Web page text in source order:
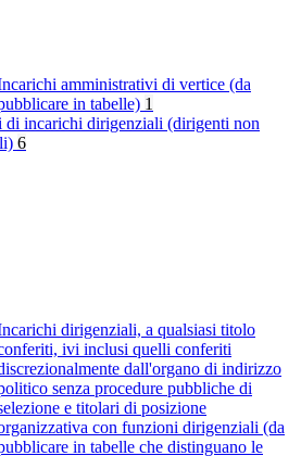
amministrativi di vertice (da
in tabelle) 1
di incarichi dirigenziali (dirigenti non
6
dirigenziali, a qualsiasi titolo
ivi inclusi quelli conferiti
dall'organo di indirizzo
senza procedure pubbliche di
e titolari di posizione
con funzioni dirigenziali (da
in tabelle che distinguano le